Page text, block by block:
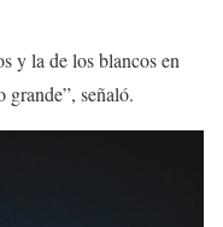
y la de los blancos en
grande”, señaló.